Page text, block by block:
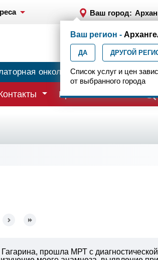
Ваш город:
+7 (8182) 64-
ежедн. 7.00-23.00
Ваш регион -
ДА ДРУГОЙ
Список услуг и цен
от выбранного города
онкология Центр
Врачи
прошла МРТ с